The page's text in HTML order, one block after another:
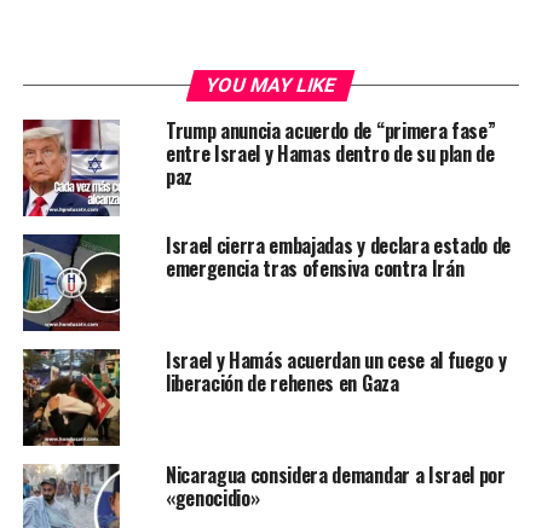
YOU MAY LIKE
Trump anuncia acuerdo de “primera fase”
entre Israel y Hamas dentro de su plan de
paz
Israel cierra embajadas y declara estado de
emergencia tras ofensiva contra Irán
Israel y Hamás acuerdan un cese al fuego y
liberación de rehenes en Gaza
Nicaragua considera demandar a Israel por
«genocidio»